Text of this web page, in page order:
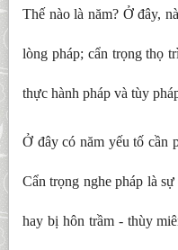
Thế nào là năm? Ở đây,
lòng pháp; cẩn trọng thọ
thực hành pháp và tùy
Ở đây có năm yếu tố cần
Cẩn trọng nghe pháp là
hay bị hôn trầm - thùy